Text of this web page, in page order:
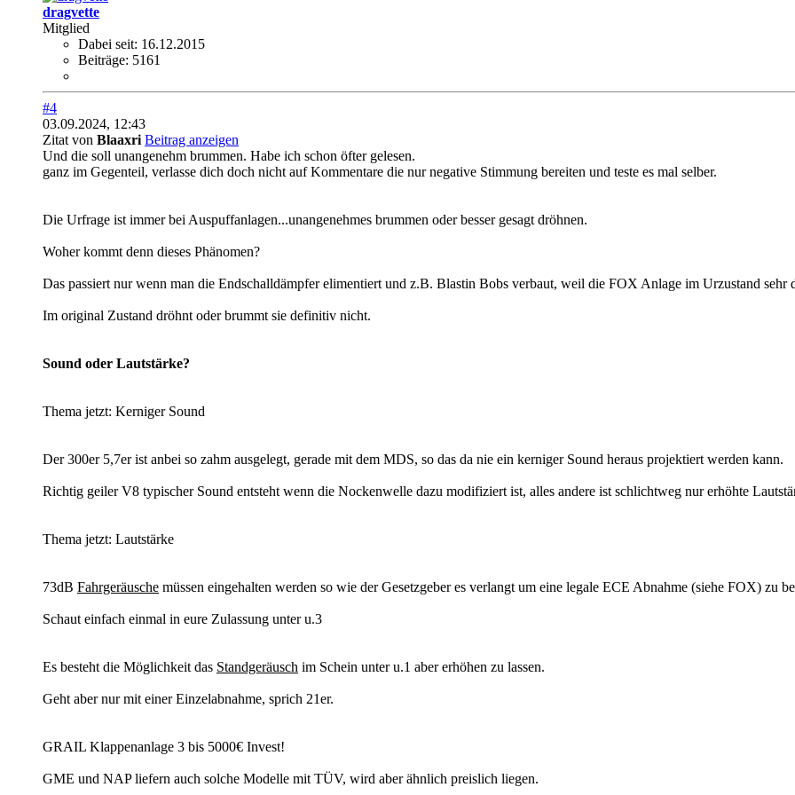
dragvette
Mitglied
Dabei seit: 16.12.2015
Beiträge: 5161
#4
03.09.2024, 12:43
Zitat von Blaaxri Beitrag anzeigen
Und die soll unangenehm brummen. Habe ich schon öfter gelesen.
ganz im Gegenteil, verlasse dich doch nicht auf Kommentare die nur negative Stimmung bereiten und teste es mal selber.
Die Urfrage ist immer bei Auspuffanlagen...unangenehmes brummen oder besser gesagt dröhnen.
Woher kommt denn dieses Phänomen?
Das passiert nur wenn man die Endschalldämpfer elimentiert und z.B. Blastin Bobs verbaut, weil die FOX Anlage im Urzustand sehr
Im original Zustand dröhnt oder brummt sie definitiv nicht.
Sound oder Lautstärke?
Thema jetzt: Kerniger Sound
Der 300er 5,7er ist anbei so zahm ausgelegt, gerade mit dem MDS, so das da nie ein kerniger Sound heraus projektiert werden kann.
Richtig geiler V8 typischer Sound entsteht wenn die Nockenwelle dazu modifiziert ist, alles andere ist schlichtweg nur erhöhte
Thema jetzt: Lautstärke
73dB Fahrgeräusche müssen eingehalten werden so wie der Gesetzgeber es verlangt um eine legale ECE Abnahme (siehe FOX) zu
Schaut einfach einmal in eure Zulassung unter u.3​
Es besteht die Möglichkeit das Standgeräusch im Schein unter u.1 aber erhöhen zu lassen.
Geht aber nur mit einer Einzelabnahme, sprich 21er.
GRAIL Klappenanlage 3 bis 5000€ Invest!
GME und NAP liefern auch solche Modelle mit TÜV, wird aber ähnlich preislich liegen.